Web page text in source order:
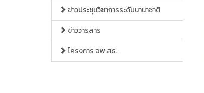
ข่าวประชุมวิชาการระดับนานาชาติ
ข่าววารสาร
โครงการ อพ.สธ.